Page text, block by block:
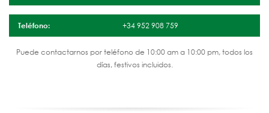
Teléfono: +34 952 908 759
Puede contactarnos por teléfono de 10:00 am a 10:00 pm, todos los
días, festivos incluidos.